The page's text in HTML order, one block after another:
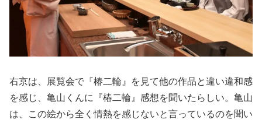
右京は、展覧会で『椿二輪』を見て他の作品と違い違和感
を感じ、亀山くんに『椿二輪』感想を聞いたらしい。亀山
は、この絵から全く情熱を感じないと言っているのを聞い